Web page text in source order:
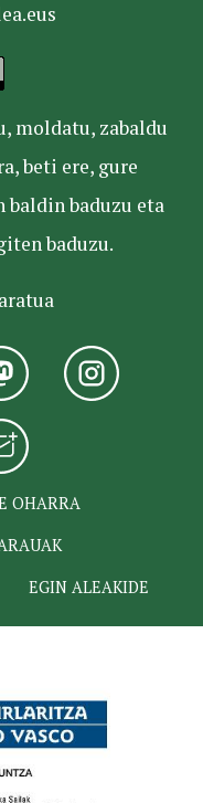
moldatu, zabaldu
beti ere, gure
baduzu eta
baduzu.
OHARRA
EGIN ALEAKIDE